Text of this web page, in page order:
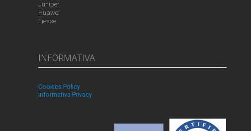
Juniper
Huawei
Tiesse
INFORMATIVA
Cookies Policy
Informativa Privacy